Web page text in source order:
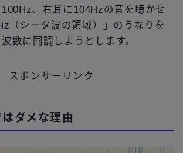
、右耳に104Hzの音を聴かせ
（シータ波の領域）」のうなりを
数に同調しようとします。
スポンサーリンク
ダメな理由